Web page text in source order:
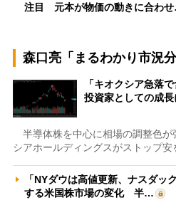
注目 元本が物価の動きに合わ
森口亮「まるわかり市況分
「キオクシア急落
投資家としての成
半導体株を中心に相場の調整色が
シアホールディングスがストップ安
「NYダウは高値更新、ナスダッ
する米国株市場の変化 半…